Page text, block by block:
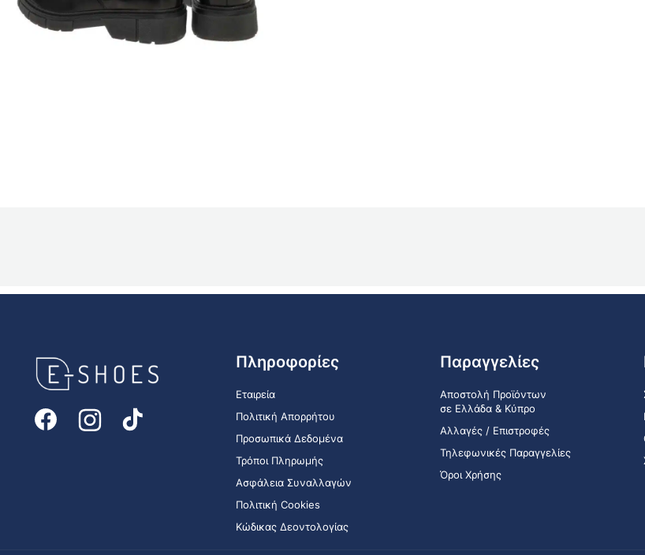
Πληροφορίες
Εταιρεία
Πολιτική Απορρήτου
Προσωπικά Δεδομένα
Τρόποι Πληρωμής
Ασφάλεια Συναλλαγών
Πολιτική Cookies
Κώδικας Δεοντολογίας
Παραγγελίες
Αποστολή Προϊόντων
σε Ελλάδα & Κύπρο
Αλλαγές / Επιστροφές
Τηλεφωνικές Παραγγελίες
Όροι Χρήσης